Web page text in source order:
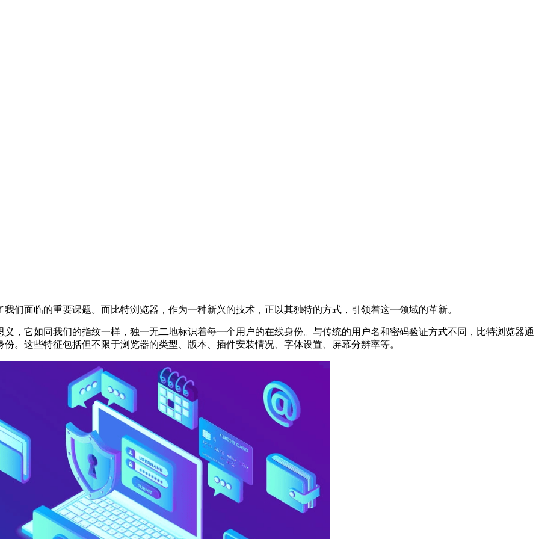
面临的重要课题。而比特浏览器，作为一种新兴的技术，正以其独特的方式，引领着这一领域的革新。
它如同我们的指纹一样，独一无二地标识着每一个用户的在线身份。与传统的用户名和密码验证方式不同，比特浏览器通
。这些特征包括但不限于浏览器的类型、版本、插件安装情况、字体设置、屏幕分辨率等。